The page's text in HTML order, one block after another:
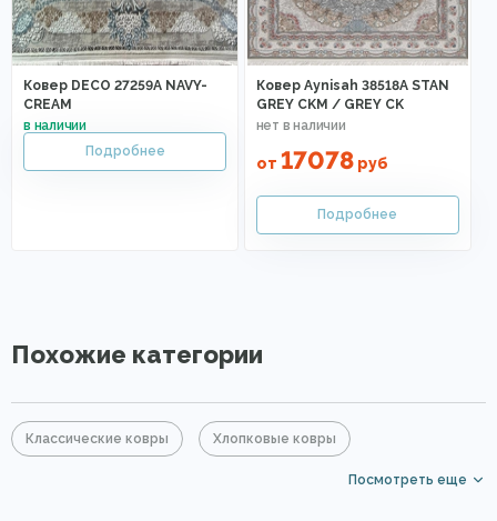
Ковер DECO 27259A NAVY-
CREAM
Ковер Aynisah 38518A STAN
GREY CKM / GREY CK
от 17078руб
Похожие категории
Классические ковры Хлопковые ковры
Серые ковры
Посмотреть еще